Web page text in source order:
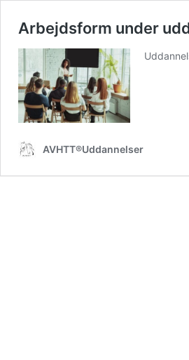
Arbejdsform under
AVHTT®Uddannelser